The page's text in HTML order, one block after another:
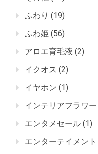
ふわり (19)
ふわ姫 (56)
アロエ育毛液 (2)
イクオス (2)
イヤホン (1)
インテリアフラワー
エンタメセール (1)
エンターテイメント